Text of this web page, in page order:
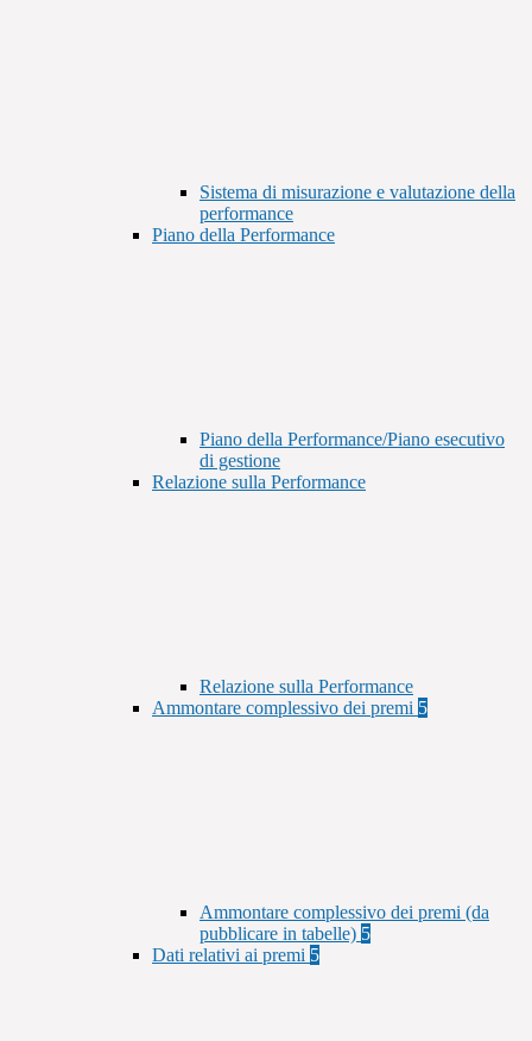
Sistema di misurazione e valutazione della
performance
Piano della Performance
Piano della Performance/Piano esecutivo
di gestione
Relazione sulla Performance
Relazione sulla Performance
Ammontare complessivo dei premi 5
Ammontare complessivo dei premi (da
pubblicare in tabelle) 5
Dati relativi ai premi 5